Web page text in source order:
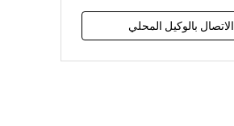
الاتصال بالوكيل المحلي